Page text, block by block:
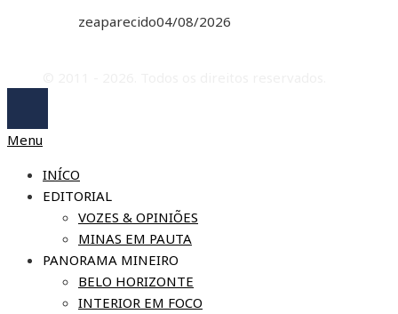
zeaparecido04/08/2026
Menu
INÍCO
EDITORIAL
VOZES & OPINIÕES
MINAS EM PAUTA
PANORAMA MINEIRO
BELO HORIZONTE
INTERIOR EM FOCO